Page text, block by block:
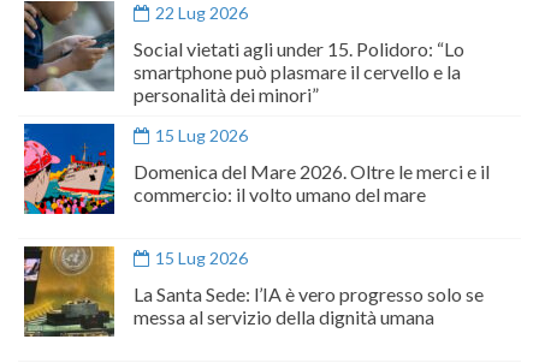
22 Lug 2026
Social vietati agli under 15. Polidoro: “Lo
smartphone può plasmare il cervello e la
personalità dei minori”
15 Lug 2026
Domenica del Mare 2026. Oltre le merci e il
commercio: il volto umano del mare
15 Lug 2026
La Santa Sede: l’IA è vero progresso solo se
messa al servizio della dignità umana